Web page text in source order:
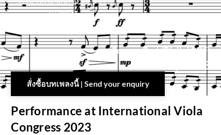
6′ | 2024
Score + Part (Digital PDF)
฿
สั่งซื้อบทเพลงนี้ | Send your enquiry
Performance at International Viola
Congress 2023